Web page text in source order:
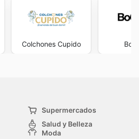
Colchones Cupido
Supermercados
Salud y Belleza
Moda